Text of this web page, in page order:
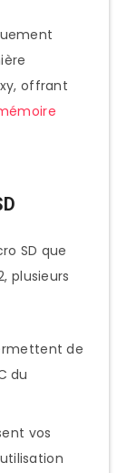
offrant
SD que
plusieurs
de
du
vos